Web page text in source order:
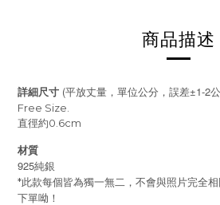
商品描述
詳細尺寸 (平放丈量，單位公分，誤差±1-2
Free Size.
直徑約0.6cm
材質
925純銀
*此款每個皆為獨一無二，不會與照片完全
下單呦！